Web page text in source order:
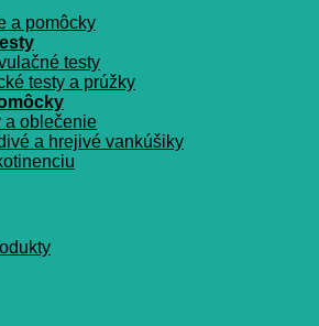
a pomôcky
testy
testy a prúžky
a oblečenie
a hrejivé vankúšiky